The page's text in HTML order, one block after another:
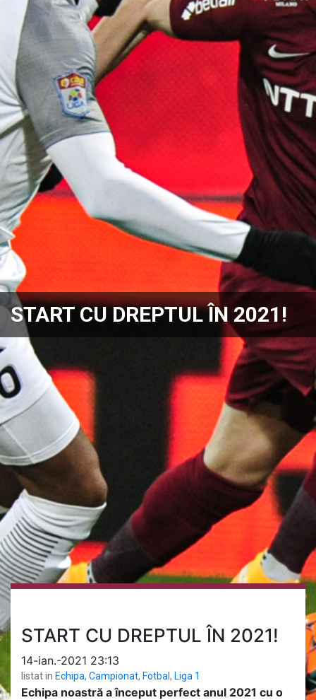
START CU DREPTUL ÎN 2021!
START CU DREPTUL ÎN 2021!
14-ian.-2021 23:13
listat in Echipa, Campionat, Fotbal , Liga 1
Echipa noastră a început perfect anul 2021 cu o